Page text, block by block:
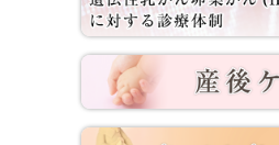
2025.10.25
医学部1-4年生対象のWOW！が開
2025.10.05
2025年婦人科手術学会の報告